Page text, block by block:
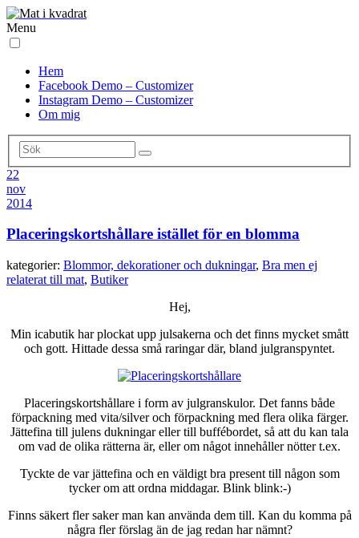
Menu
Hem
Facebook Demo – Customizer
Instagram Demo – Customizer
Om mig
22
nov
2014
Placeringskortshållare istället för en blomma
kategorier: Blommor, dekorationer och dukningar, Bra men ej
relaterat till mat, Butiker
Hej,
Min icabutik har plockat upp julsakerna och det finns mycket smått
och gott. Hittade dessa små raringar där, bland julgranspyntet.
Placeringskortshållare i form av julgranskulor. Det fanns både
förpackning med vita/silver och förpackning med flera olika färger.
Jättefina till julens dukningar eller till buffébordet, så att du kan tala
om vad de olika rätterna är, eller om något innehåller nötter t.ex.
Tyckte de var jättefina och en väldigt bra present till någon som
tycker om att ordna middagar. Blink blink:-)
Finns säkert fler saker man kan använda dem till. Kan du komma på
några fler förslag än de jag redan har nämnt?